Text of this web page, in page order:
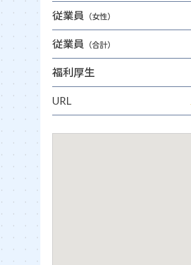
従業員 （女性）
従業員 （合計）
福利厚生
URL